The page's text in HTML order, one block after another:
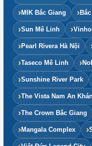
MIK Bắc Giang
Sun Mê Linh
Pearl Rivera Hà Nội
Taseco Mê Linh
Sunshine River Park
The Vista Nam An
The Crown Bắc Giang
Mangala Complex